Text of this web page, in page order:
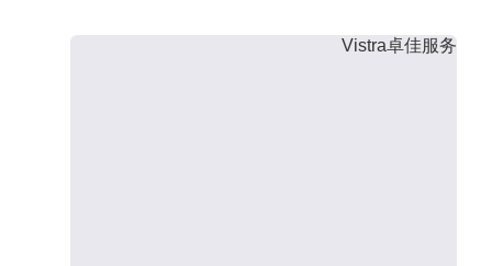
Vistra卓佳服务